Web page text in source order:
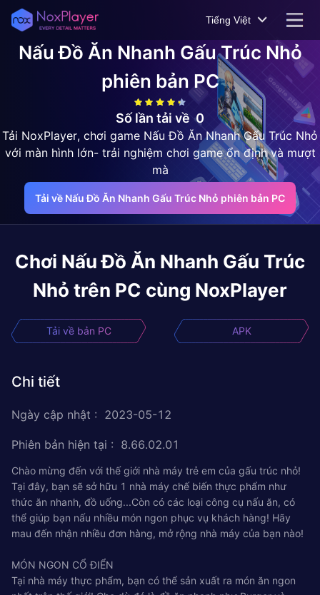
Tiếng Việt
Nấu Đồ Ăn Nhanh Gấu Trúc Nhỏ
phiên bản PC
Số lần tải về 0
Tải NoxPlayer, chơi game Nấu Đồ Ăn Nhanh Gấu Trúc Nhỏ
với màn hình lớn- trải nghiệm chơi game ổn định và mượt
mà
Tải về Nấu Đồ Ăn Nhanh Gấu Trúc Nhỏ phiên bản PC
Chơi Nấu Đồ Ăn Nhanh Gấu Trúc
Nhỏ trên PC cùng NoxPlayer
Tải về bản PC APK
Chi tiết
Ngày cập nhật : 2023-05-12
Phiên bản hiện tại : 8.66.02.01
Chào mừng đến với thế giới nhà máy trẻ em của gấu trúc nhỏ!
Tại đây, bạn sẽ sở hữu 1 nhà máy chế biến thực phẩm như
thức ăn nhanh, đồ uống...Còn có các loại công cụ nấu ăn, có
thể giúp bạn nấu nhiều món ngon phục vụ khách hàng! Hãy
mau đến nhận nhiều đơn hàng, mở rộng nhà máy của bạn nào!
MÓN NGON CỔ ĐIỂN
Tại nhà máy thực phẩm, bạn có thể sản xuất ra món ăn ngon